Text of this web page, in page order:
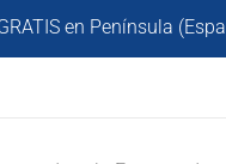
en Península